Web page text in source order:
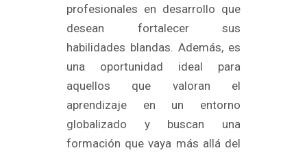
profesionales en desarrollo que
desean fortalecer sus
habilidades blandas. Además, es
una oportunidad ideal para
aquellos que valoran el
aprendizaje en un entorno
globalizado y buscan una
formación que vaya más allá del